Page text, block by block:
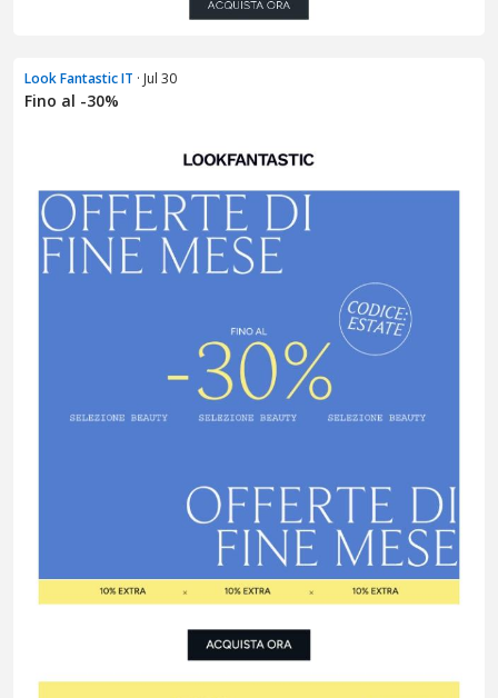
Look Fantastic IT · Jul 30
Fino al -30%